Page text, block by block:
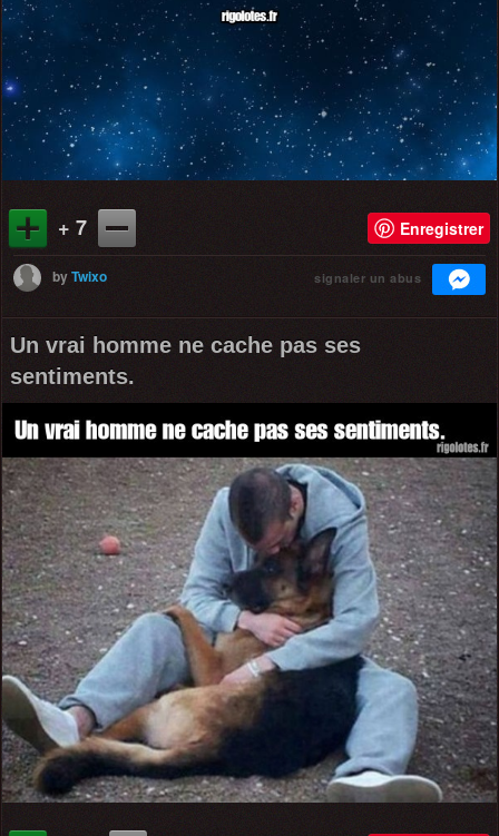
+ 7 Enregistrer
byTwixo signaler un abus
Un vrai homme ne cache pas ses
sentiments.